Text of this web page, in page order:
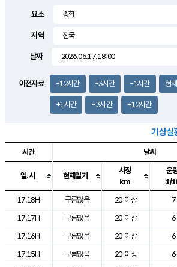
3.3m/s
요소
지역
날짜
이전자료 -12시간 -3시간 -1시간 현재
+1시간 +3시간 +12시간
기상실
도시별 기상실황표로 지점, 날씨, 기온, 강수,
시간 날씨
일.시 현재일기
시정
km
운
1/
17.18H
구름많음 20 이상 7
17.17H
구름많음 20 이상 6
17.16H
구름많음 20 이상 6
17.15H
구름많음 20 이상 6